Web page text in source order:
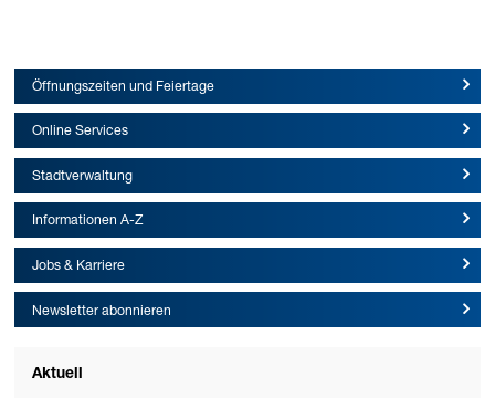
Öffnungszeiten und Feiertage
Online Services
Stadtverwaltung
Informationen A-Z
Jobs & Karriere
Newsletter abonnieren
Aktuell